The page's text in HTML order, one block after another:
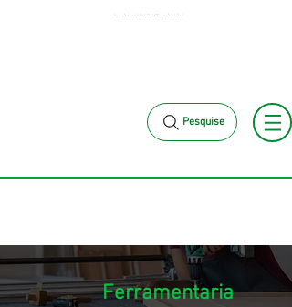
Serviços | Terceirização de Mão de Obra | MCK Service | São Paulo | Brasil
Pesquise
Ferramentaria